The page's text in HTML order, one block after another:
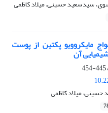
سیدسعید حسینی، میلاد کاظمی
مایکروویو پکتین از پوست
آن
445-454
حسینی، میلاد کاظمی